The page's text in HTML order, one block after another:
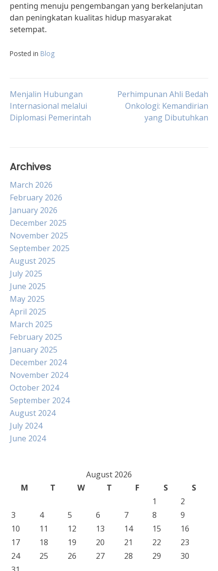
penting menuju pengembangan yang berkelanjutan
dan peningkatan kualitas hidup masyarakat
setempat.
Posted in Blog
Post
navigation
Menjalin Hubungan
Internasional melalui
Diplomasi Pemerintah
Perhimpunan Ahli Bedah
Onkologi: Kemandirian
yang Dibutuhkan
Archives
March 2026
February 2026
January 2026
December 2025
November 2025
September 2025
August 2025
July 2025
June 2025
May 2025
April 2025
March 2025
February 2025
January 2025
December 2024
November 2024
October 2024
September 2024
August 2024
July 2024
June 2024
August 2026
M
T W T F S
S
1
2
3
4 5 6 7 8
9
10
11 12 13 14 15
16
17
18 19 20 21 22
23
24
25 26 27 28 29
30